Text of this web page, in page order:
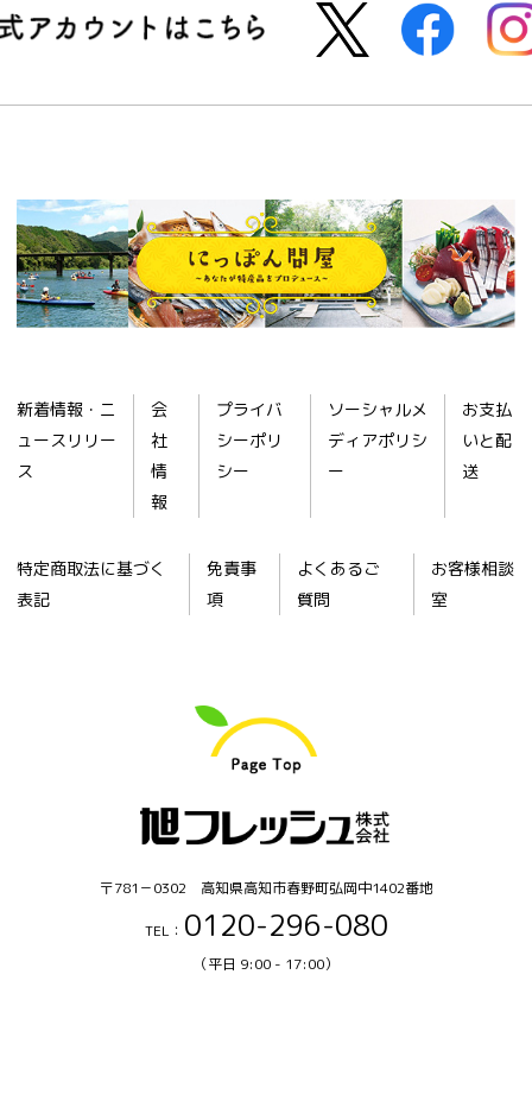
新着情報・ニ
ュースリリー
ス
会
社
情
報
プライバ
シーポリ
シー
ソーシャルメ
ディアポリシ
ー
お支払
いと配
送
特定商取法に基づく
表記
免責事
項
よくあるご
質問
お客様相談
室
〒781－0302 高知県高知市春野町弘岡中1402番地
TEL： 0120-296-080
（平日 9:00 - 17:00）